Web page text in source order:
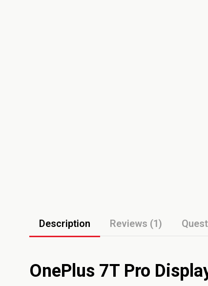
Description Reviews (1)
OnePlus 7T Pro